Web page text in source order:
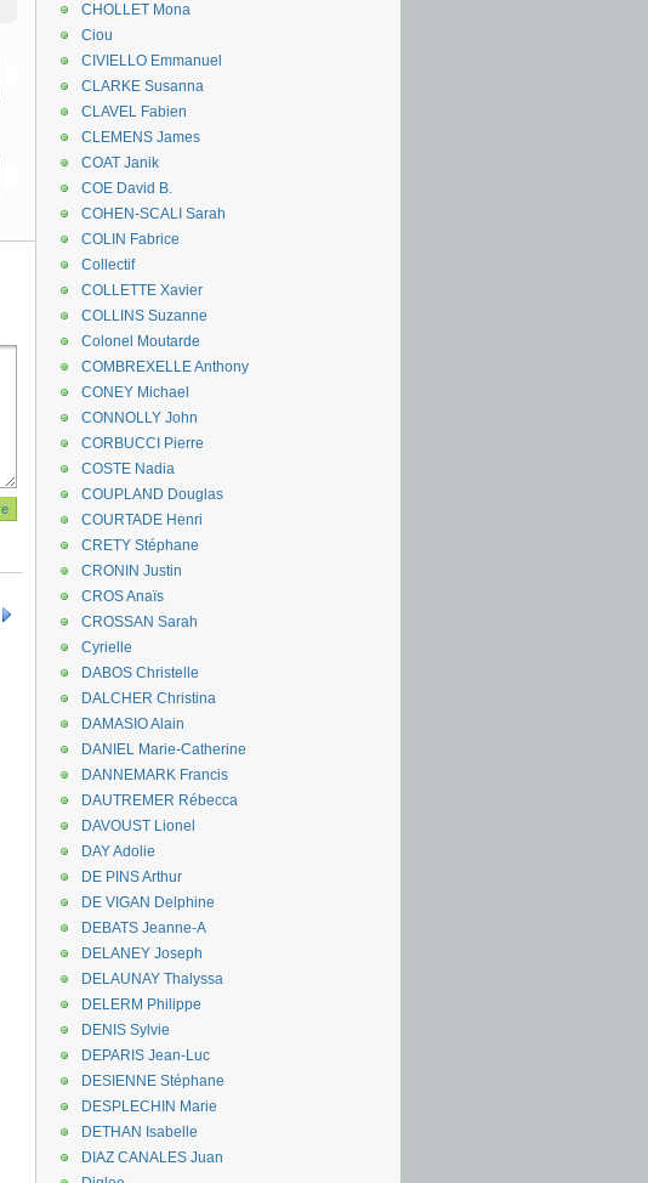
CHOLLET Mona
Ciou
CIVIELLO Emmanuel
CLARKE Susanna
CLAVEL Fabien
CLEMENS James
COAT Janik
COE David B.
COHEN-SCALI Sarah
COLIN Fabrice
Collectif
COLLETTE Xavier
COLLINS Suzanne
Colonel Moutarde
COMBREXELLE Anthony
CONEY Michael
CONNOLLY John
CORBUCCI Pierre
COSTE Nadia
COUPLAND Douglas
COURTADE Henri
CRETY Stéphane
CRONIN Justin
CROS Anaïs
CROSSAN Sarah
Cyrielle
DABOS Christelle
DALCHER Christina
DAMASIO Alain
DANIEL Marie-Catherine
DANNEMARK Francis
DAUTREMER Rébecca
DAVOUST Lionel
DAY Adolie
DE PINS Arthur
DE VIGAN Delphine
DEBATS Jeanne-A
DELANEY Joseph
DELAUNAY Thalyssa
DELERM Philippe
DENIS Sylvie
DEPARIS Jean-Luc
DESIENNE Stéphane
DESPLECHIN Marie
DETHAN Isabelle
DIAZ CANALES Juan